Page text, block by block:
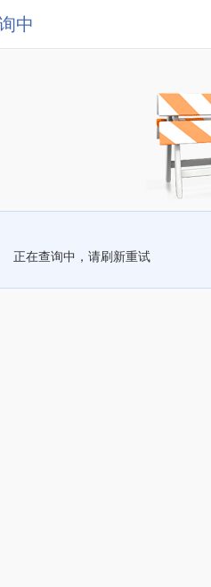
中
正在查询中，请刷新重试